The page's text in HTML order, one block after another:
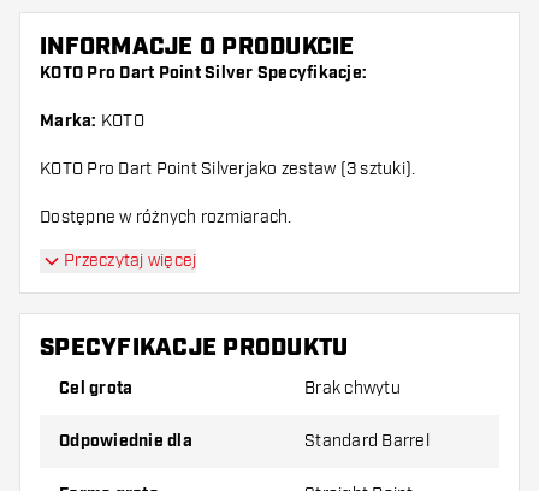
INFORMACJE O PRODUKCIE
KOTO Pro Dart Point Silver Specyfikacje:
Marka: KOTO
KOTO Pro Dart Point Silverjako zestaw (3 sztuki).
Dostępne w różnych rozmiarach.
Przeczytaj więcej
SPECYFIKACJE PRODUKTU
Cel grota Brak chwytu
Odpowiednie dla Standard Barrel